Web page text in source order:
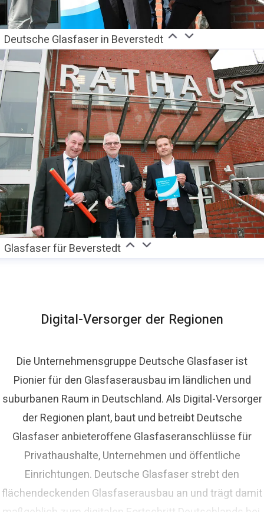
Deutsche Glasfaser in Beverstedt
Glasfaser für Beverstedt
Digital-Versorger der Regionen
Die Unternehmensgruppe Deutsche Glasfaser ist
Pionier für den Glasfaserausbau im ländlichen und
suburbanen Raum in Deutschland. Als Digital-Versorger
der Regionen plant, baut und betreibt Deutsche
Glasfaser anbieteroffene Glasfaseranschlüsse für
Privathaushalte, Unternehmen und öffentliche
Einrichtungen. Deutsche Glasfaser strebt den
flächendeckenden Glasfaserausbau an und trägt damit